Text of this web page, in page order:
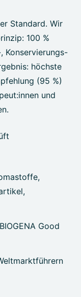
Standard. Wir
100 %
Konservierungs-
höchste
(95 %)
und
Good